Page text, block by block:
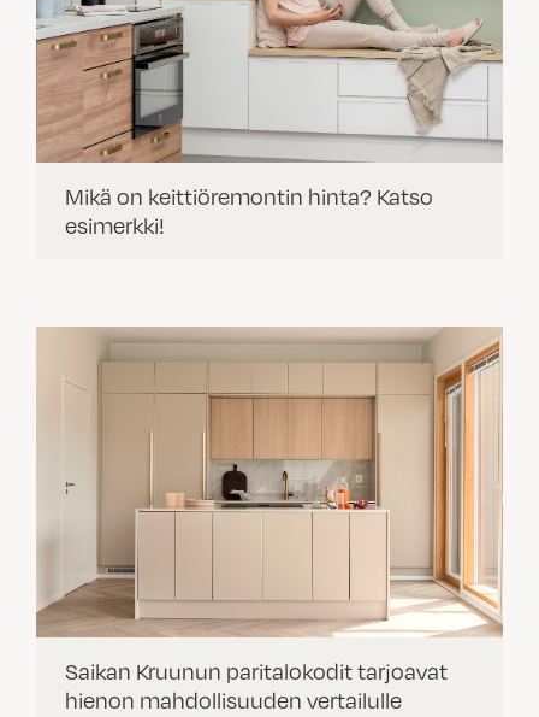
Mikä on keittiöremontin hinta? Katso
esimerkki!
Saikan Kruunun paritalokodit tarjoavat
hienon mahdollisuuden vertailulle